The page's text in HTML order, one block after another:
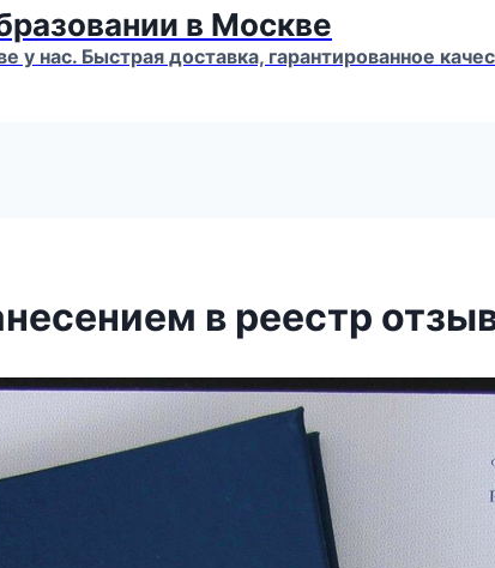
в Москве
нас. Быстрая доставка, гарантированное
в реестр